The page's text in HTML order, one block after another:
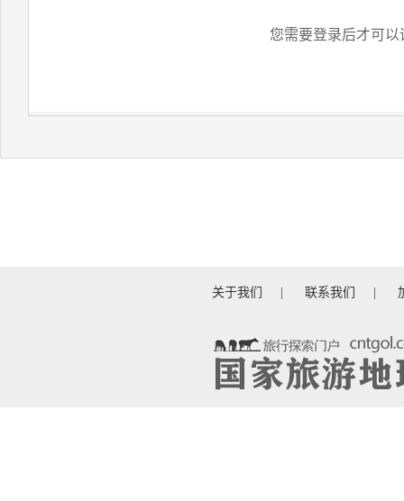
您需要登录后才可以
关于我们 联系我们